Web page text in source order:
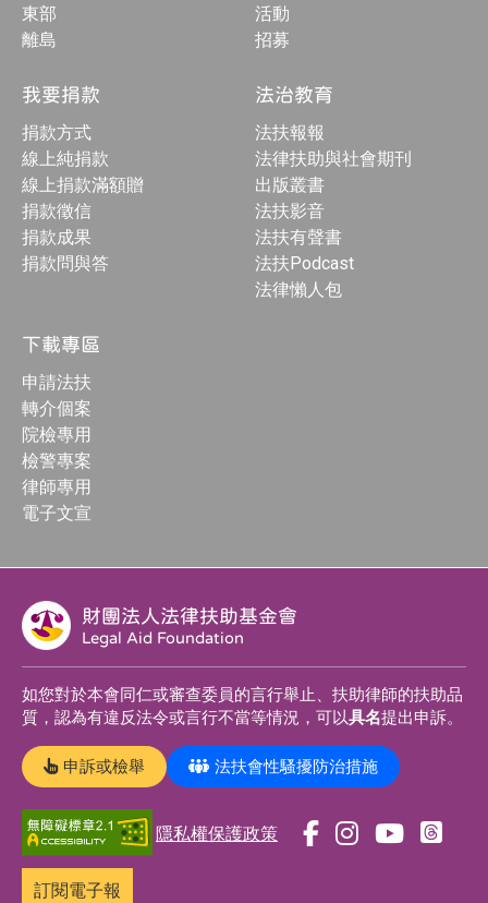
東部
離島
活動
招募
我要捐款
捐款方式
線上純捐款
線上捐款滿額贈
捐款徵信
捐款成果
捐款問與答
法治教育
法扶報報
法律扶助與社會期刊
出版叢書
法扶影音
法扶有聲書
法扶Podcast
法律懶人包
下載專區
申請法扶
轉介個案
院檢專用
檢警專案
律師專用
電子文宣
財團法人法律扶助基金會
Legal Aid Foundation
如您對於本會同仁或審查委員的言行舉止、扶助律師的扶助品
質，認為有違反法令或言行不當等情況，可以具名提出申訴。
申訴或檢舉 法扶會性騷擾防治措施
隱私權保護政策
訂閱電子報